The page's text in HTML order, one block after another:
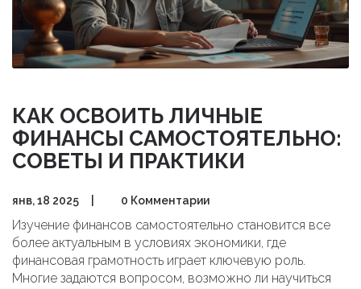
КАК ОСВОИТЬ ЛИЧНЫЕ
ФИНАНСЫ САМОСТОЯТЕЛЬНО:
СОВЕТЫ И ПРАКТИКИ
янв, 18 2025 0 Комментарии
Изучение финансов самостоятельно становится все
более актуальным в условиях экономики, где
финансовая грамотность играет ключевую роль.
Многие задаются вопросом, возможно ли научиться